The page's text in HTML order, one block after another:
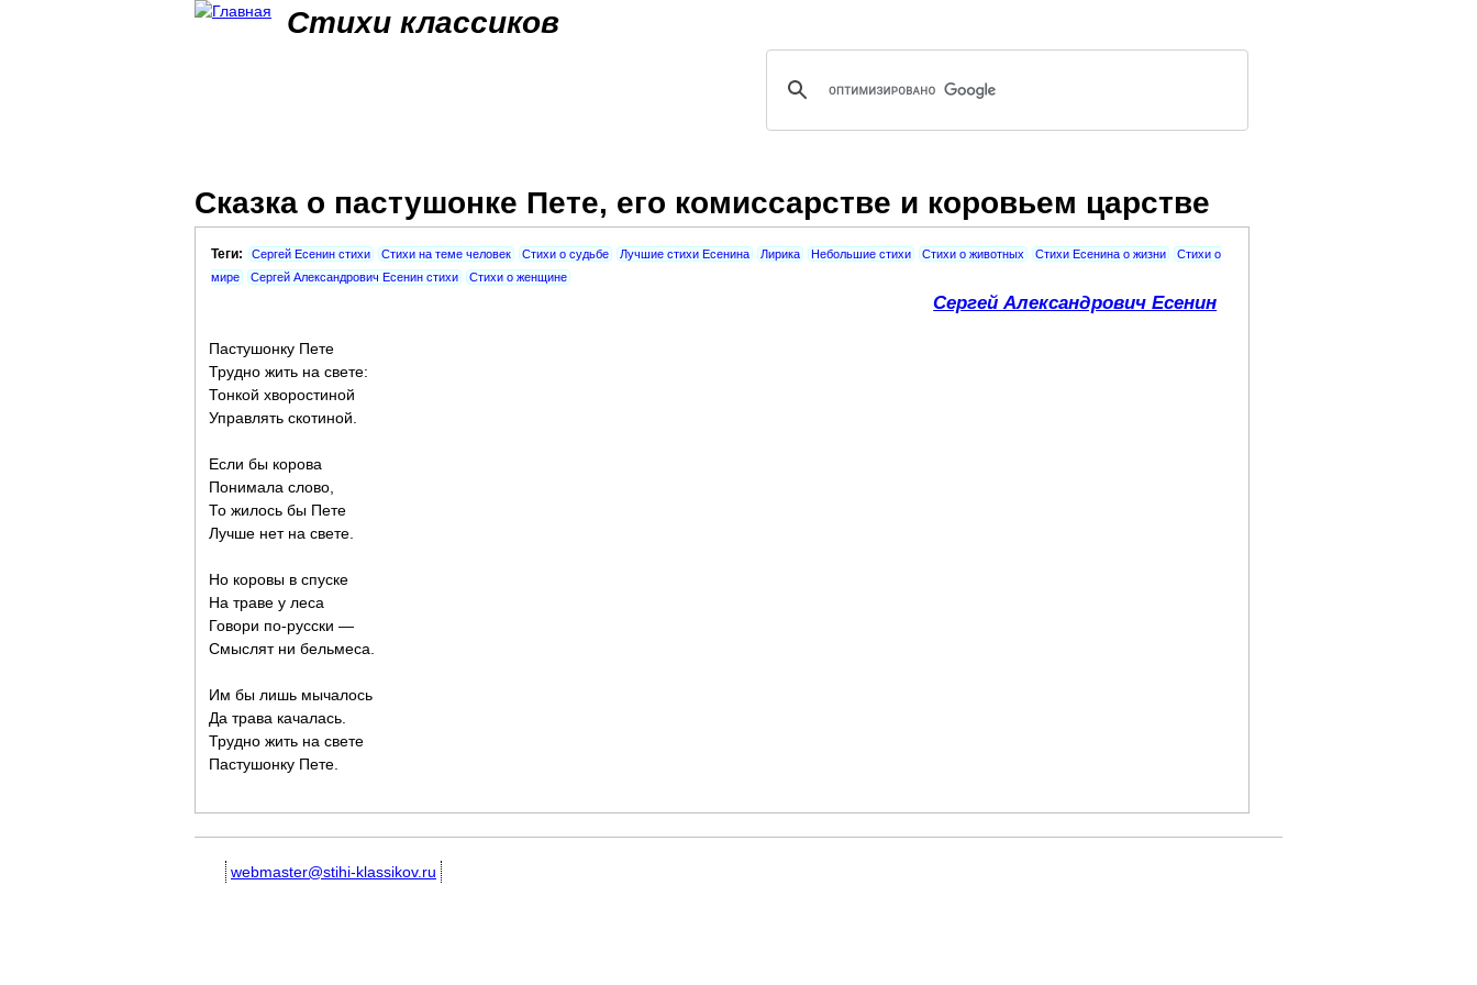
Стихи классиков
Сказка о пастушонке Пете, его комиссарстве и коровьем царстве
Теги: Сергей Есенин стихи Стихи на теме человек Стихи о судьбе Лучшие стихи Есенина Лирика Небольшие стихи Стихи о животных Стихи Есенина о жизни
Стихи о
мире
Сергей Александрович Есенин стихи Стихи о женщине
Сергей Александрович Есенин
Пастушонку Пете
Трудно жить на свете:
Тонкой хворостиной
Управлять скотиной.
Если бы корова
Понимала слово,
То жилось бы Пете
Лучше нет на свете.
Но коровы в спуске
На траве у леса
Говори по-русски —
Смыслят ни бельмеса.
Им бы лишь мычалось
Да трава качалась.
Трудно жить на свете
Пастушонку Пете.
webmaster@stihi-klassikov.ru